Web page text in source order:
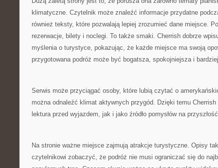
klimatyczne. Czytelnik może znaleźć informacje przydatne
również teksty, które pozwalają lepiej zrozumieć dane miejsce.
rezerwacje, bilety i noclegi. To także smaki. Cherrish dobrze
myślenia o turystyce, pokazując, że każde miejsce ma swoją
przygotowana podróż może być bogatsza, spokojniejsza i
Serwis może przyciągać osoby, które lubią czytać o
można odnaleźć klimat aktywnych przygód. Dzięki temu
lektura przed wyjazdem, jak i jako źródło pomysłów na
Na stronie ważne miejsce zajmują atrakcje turystyczne. Opisy
czytelnikowi zobaczyć, że podróż nie musi ograniczać się do